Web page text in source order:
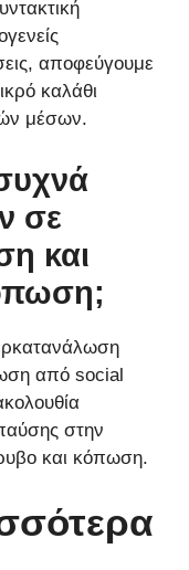
αποφεύγουμε
καλάθι
μέσων.
σε
και
από social
στην
και κόπωση.